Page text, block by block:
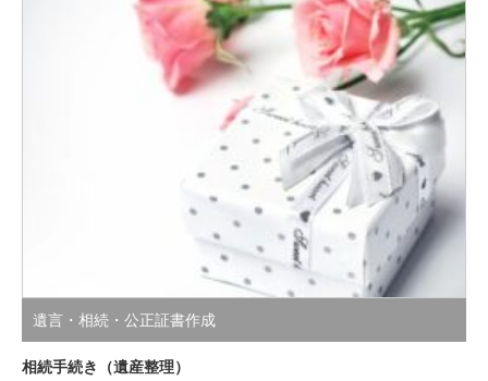
遺言・相続・公正証書作成
相続手続き（遺産整理）